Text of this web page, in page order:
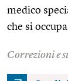
medico
che si
Correzioni e